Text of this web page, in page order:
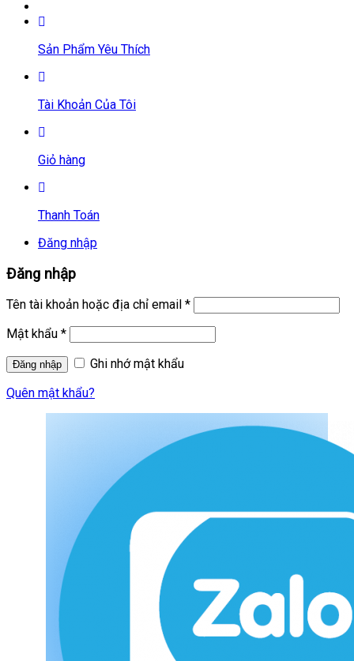
Sản Phẩm Yêu Thích
Tài Khoản Của Tôi
Giỏ hàng
Thanh Toán
Đăng nhập
Đăng nhập
Tên tài khoản hoặc địa chỉ email *
Mật khẩu *
Ghi nhớ mật khẩu
Quên mật khẩu?